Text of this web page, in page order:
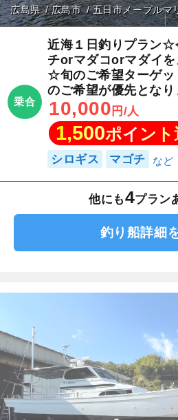
広島県 広島市 五日市メープルマ
乗合
近海１日釣りプラン
チorマダコorマダイ
☆旬のご希望ターゲ
のご希望が優先とな
10,000 円/人
1,500ポイント
シロギス マゴチ
他にも4プラン
釣り船詳細